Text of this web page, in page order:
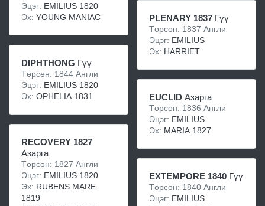
Эцэг: EMILIUS 1820
Эх: YOUNG MANIAC
DIPHTHONG Гүү
Төрсөн: 1844 Англи
Эцэг: EMILIUS 1820
Эх: OPHELIA 1831
RECOVERY 1827
Азарга
Төрсөн: 1827 Англи
Эцэг: EMILIUS 1820
Эх: RUBENS MARE
1819
PLENARY 1837 Гүү
Төрсөн: 1837 Англи
Эцэг: EMILIUS
Эх: HARRIET
EUCLID Азарга
Төрсөн: 1836 Англи
Эцэг: EMILIUS
Эх: MARIA 1827
EXTEMPORE 1840 Гүү
Төрсөн: 1840 Англи
Эцэг: EMILIUS